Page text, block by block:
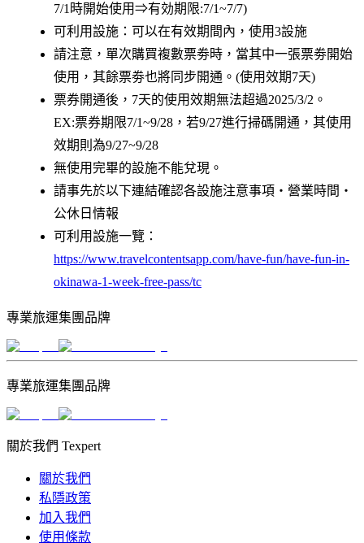
7/1時開始使用⇒有効期限:7/1~7/7)
可利用設施：可以在有效期間內，使用3設施
請注意，單次購買複數票劵時，當其中一張票劵開始
使用，其餘票劵也將同步開通。(使用效期7天)
票券開通後，7天的使用效期無法超過2025/3/2。
EX:票券期限7/1~9/28，若9/27進行掃碼開通，其使用
效期則為9/27~9/28
無使用完畢的設施不能兌現。
請事先於以下連結確認各設施注意事項・營業時間・
公休日情報
可利用設施一覽：
https://www.travelcontentsapp.com/have-fun/have-fun-in-
okinawa-1-week-free-pass/tc
專業旅運集團品牌
專業旅運集團品牌
關於我們 Texpert
關於我們
私隱政策
加入我們
使用條款